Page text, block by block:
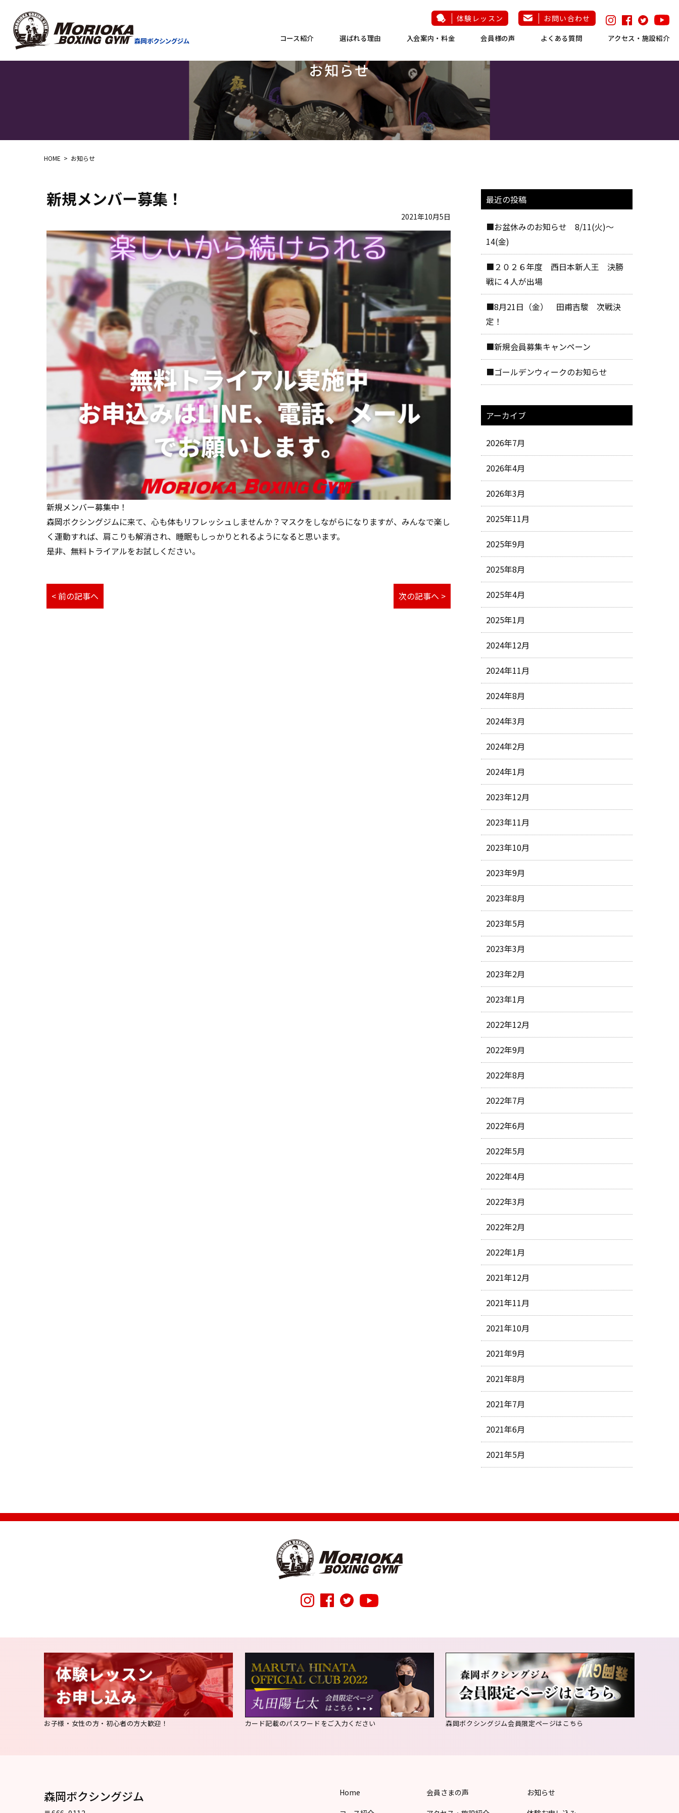
体験レッスン
お問い合わせ
コース紹介
選ばれる理由 入会案内・料金 会員様の声 よくある質問 アクセス・施設紹介
お知らせ
HOME お知らせ
新規メンバー募集！
2021年10月5日
新規メンバー募集中！
森岡ボクシングジムに来て、心も体もリフレッシュしませんか？マスクをしながらになりますが、みんなで楽し
く運動すれば、肩こりも解消され、睡眠もしっかりとれるようになると思います。
是非、無料トライアルをお試しください。
< 前の記事へ 次の記事へ >
最近の投稿
■お盆休みのお知らせ 8/11(火)～
14(金)
■２０２６年度 西日本新人王 決勝
戦に４人が出場
■8月21日（金） 田甫吉駿 次戦決
定！
■新規会員募集キャンペーン
■ゴールデンウィークのお知らせ
アーカイブ
2026年7月
2026年4月
2026年3月
2025年11月
2025年9月
2025年8月
2025年4月
2025年1月
2024年12月
2024年11月
2024年8月
2024年3月
2024年2月
2024年1月
2023年12月
2023年11月
2023年10月
2023年9月
2023年8月
2023年5月
2023年3月
2023年2月
2023年1月
2022年12月
2022年9月
2022年8月
2022年7月
2022年6月
2022年5月
2022年4月
2022年3月
2022年2月
2022年1月
2021年12月
2021年11月
2021年10月
2021年9月
2021年8月
2021年7月
2021年6月
2021年5月
お子様・女性の方・初心者の方大歓迎！ カード記載のパスワードをご入力ください 森岡ボクシングジム会員限定ページはこちら
森岡ボクシングジム Home 会員さまの声 お知らせ